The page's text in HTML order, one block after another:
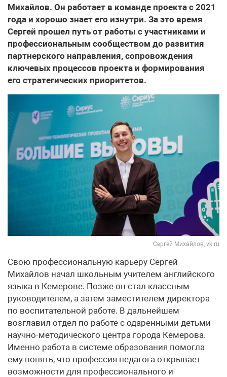
Михайлов. Он работает в команде проекта с 2021
года и хорошо знает его изнутри. За это время
Сергей прошел путь от работы с участниками и
профессиональным сообществом до развития
партнерского направления, сопровождения
ключевых процессов проекта и формирования
его стратегических приоритетов.
Сергей Михайлов, vk.ru
Свою профессиональную карьеру Сергей
Михайлов начал школьным учителем английского
языка в Кемерове. Позже он стал классным
руководителем, а затем заместителем директора
по воспитательной работе. В дальнейшем
возглавил отдел по работе с одаренными детьми
научно-методического центра города Кемерова.
Именно работа в системе образования помогла
ему понять, что профессия педагога открывает
возможности для профессионального и